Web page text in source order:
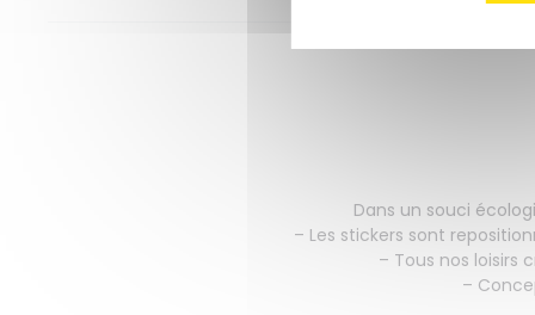
Dans un souci
– Les stickers sont
– Tous nos loisirs
–